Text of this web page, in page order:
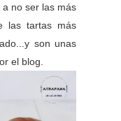
no ser las más
las tartas más
son unas
el blog.